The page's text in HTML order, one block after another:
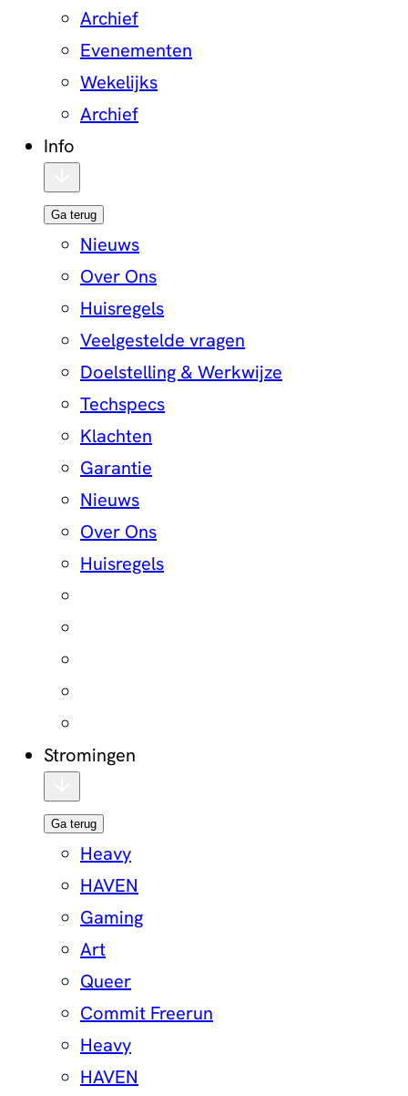
Archief
Evenementen
Wekelijks
Archief
Info
Ga terug
Nieuws
Over Ons
Huisregels
Veelgestelde vragen
Doelstelling & Werkwijze
Techspecs
Klachten
Garantie
Nieuws
Over Ons
Huisregels
Stromingen
Ga terug
Heavy
HAVEN
Gaming
Art
Queer
Commit Freerun
Heavy
HAVEN